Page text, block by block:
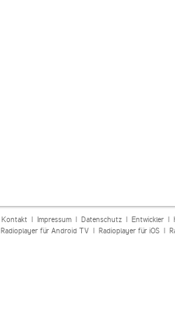
Kontakt| Impressum| Datenschutz| Entwickler|
Radioplayer für Android TV| Radioplayer für iOS|